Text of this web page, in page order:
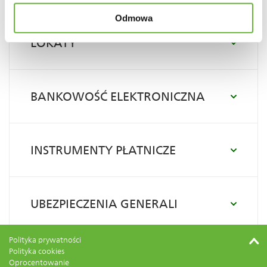
Odmowa
LOKATY
BANKOWOŚĆ ELEKTRONICZNA
INSTRUMENTY PŁATNICZE
UBEZPIECZENIA GENERALI
Polityka prywatności
Polityka cookies
Oprocentowanie